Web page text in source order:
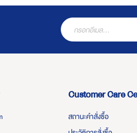
Customer Care
สถานะคำสั่งซื้อ